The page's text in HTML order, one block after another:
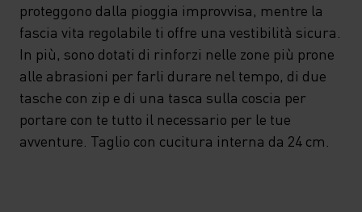
proteggono dalla pioggia improvvisa, mentre la
fascia vita regolabile ti offre una vestibilità sicura.
In più, sono dotati di rinforzi nelle zone più prone
alle abrasioni per farli durare nel tempo, di due
tasche con zip e di una tasca sulla coscia per
portare con te tutto il necessario per le tue
avventure. Taglio con cucitura interna da 24 cm.